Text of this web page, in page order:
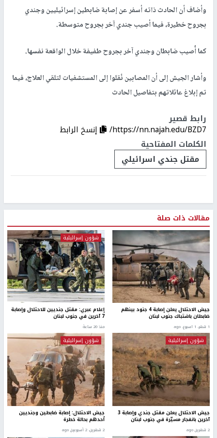
وأضاف أن الحادث ذاته أسفر عن إصابة ضابطين إسرائيليين وجندي
بجروح خطيرة، فيما أصيب جندي آخر بجروح متوسطة.
كما أُصيب ضابطان وجندي آخر بجروح طفيفة خلال الواقعة نفسها.
وأشار الجيش إلى أن المصابين نُقلوا إلى المستشفيات لتلقي العلاج، فيما
تم إبلاغ عائلاتهم بتفاصيل الحادث
رابط قصير
https://nn.najah.edu/BZD7/
إنسخ الرابط
الكلمات المفتاحية
مقتل جندي اسرائيلي
مقالات ذات صلة
جيش الاحتلال يعلن إصابة 4 جنود بينهم
ضابطان باشتباك جنوب لبنان
1 شهر، 1 اسبوع. ago
شؤون إسرائيلية
إعلام عبري: مقتل جنديين للاحتلال وإصابة
7 آخرين في جنوب لبنان
منذ 20 ساعة
شؤون إسرائيلية
جيش الاحتلال يعلن مقتل جندي وإصابة 3
آخرين بانفجار مسيّرة في جنوب لبنان
2 شهرين ago
شؤون إسرائيلية
جيش الاحتلال: إصابة ضابطين وجنديين
أحدهم بحالة خطرة
2 شهرين، 2 أسبوعين ago